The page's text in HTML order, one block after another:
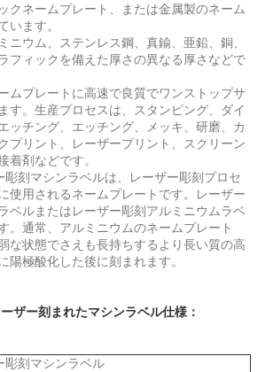
クネームプレート、または金属製のネーム
います。
ニウム、ステンレス鋼、真鍮、亜鉛、銅、
フィックを備えた厚さの異なる厚さなどで
ムプレートに高速で良質でワンストップサ
す。生産プロセスは、スタンピング、ダイ
ッチング、エッチング、メッキ、研磨、カ
プリント、レーザープリント、スクリーン
着剤などです。
刻マシンラベルは、レーザー彫刻プロセ
使用されるネームプレートです。レーザー
ベルまたはレーザー彫刻アルミニウムラベ
。通常、アルミニウムのネームプレート
な状態でさえも長持ちするより長い質の高
陽極酸化した後に刻まれます。
ザー刻まれたマシンラベル仕様：
彫刻マシンラベル